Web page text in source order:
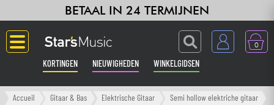
BETAAL IN 24 TERMIJNEN
0
KORTINGEN NIEUWIGHEDEN WINKELGIDSEN
Langue
Accueil Gitaar & Bas Elektrische Gitaar
Semi hollow elektriche gitaar